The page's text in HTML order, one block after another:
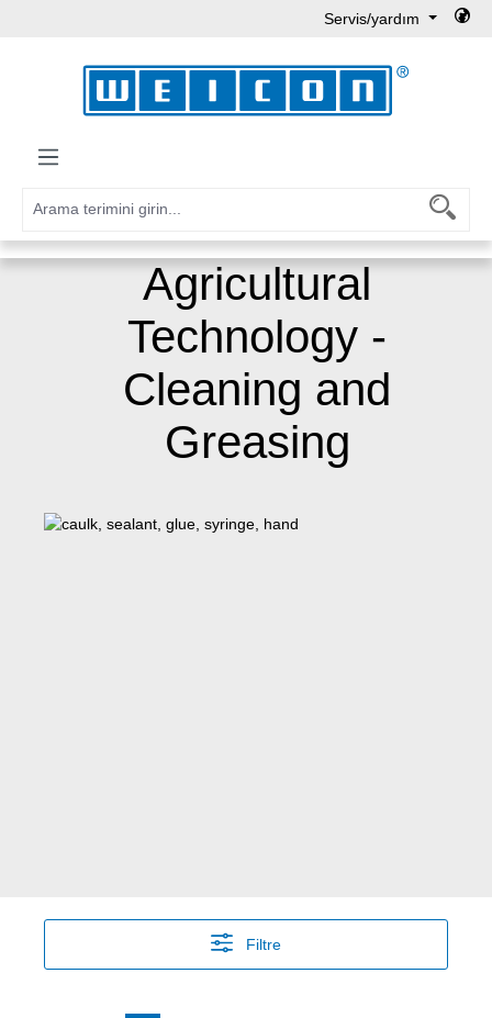
Servis/yardım
Agricultural
Technology -
Cleaning and
Greasing
Filtre